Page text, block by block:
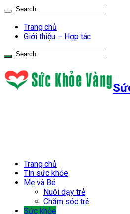
Trang chủ
Giới thiệu – Hợp tác
Trang chủ
Tin sức khỏe
Mẹ và Bé
Nuôi dạy trẻ
Chăm sóc trẻ
Sức khỏe